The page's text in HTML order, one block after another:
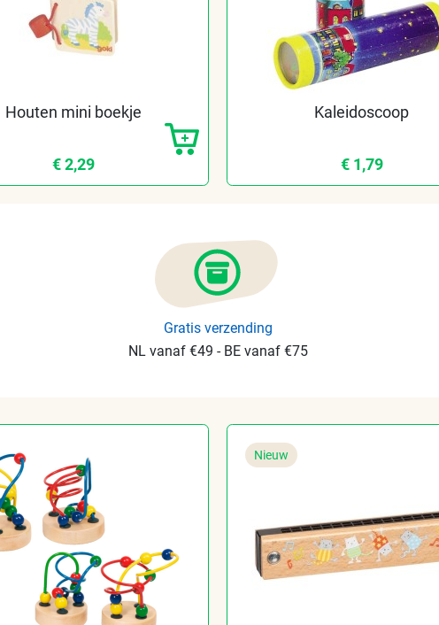
Houten mini boekje
€ 2,29
Kaleidoscoop
€ 1,79
Gratis verzending
NL vanaf €49 - BE vanaf €75
Nieuw